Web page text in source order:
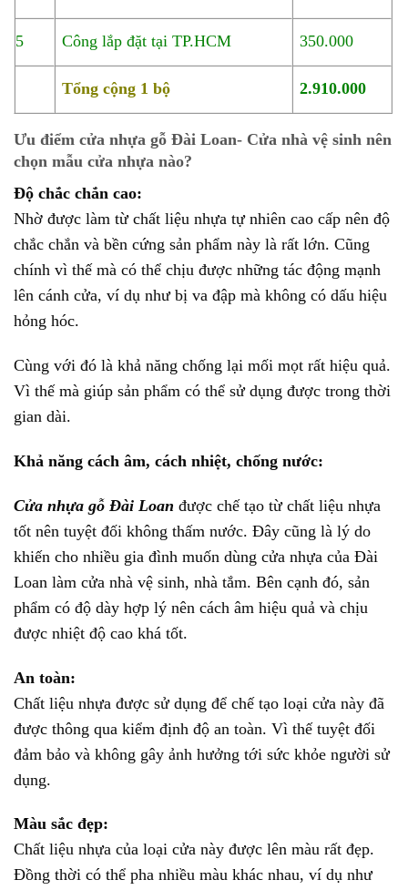
5 Công lắp đặt tại TP.HCM 350.000
Tổng cộng 1 bộ 2.910.000
Ưu điểm cửa nhựa gỗ Đài Loan- Cửa nhà vệ sinh nên
chọn mẫu cửa nhựa nào?
Độ chắc chắn cao:
Nhờ được làm từ chất liệu nhựa tự nhiên cao cấp nên độ
chắc chắn và bền cứng sản phẩm này là rất lớn. Cũng
chính vì thế mà có thể chịu được những tác động mạnh
lên cánh cửa, ví dụ như bị va đập mà không có dấu hiệu
hỏng hóc.
Cùng với đó là khả năng chống lại mối mọt rất hiệu quả.
Vì thế mà giúp sản phẩm có thể sử dụng được trong thời
gian dài.
Khả năng cách âm, cách nhiệt, chống nước:
Cửa nhựa gỗ Đài Loan được chế tạo từ chất liệu nhựa
tốt nên tuyệt đối không thấm nước. Đây cũng là lý do
khiến cho nhiều gia đình muốn dùng cửa nhựa của Đài
Loan làm cửa nhà vệ sinh, nhà tắm. Bên cạnh đó, sản
phẩm có độ dày hợp lý nên cách âm hiệu quả và chịu
được nhiệt độ cao khá tốt.
An toàn:
Chất liệu nhựa được sử dụng để chế tạo loại cửa này đã
được thông qua kiểm định độ an toàn. Vì thế tuyệt đối
đảm bảo và không gây ảnh hưởng tới sức khỏe người sử
dụng.
Màu sắc đẹp:
Chất liệu nhựa của loại cửa này được lên màu rất đẹp.
Đồng thời có thể pha nhiều màu khác nhau, ví dụ như